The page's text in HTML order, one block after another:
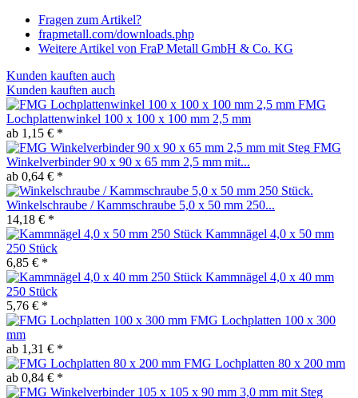
Fragen zum Artikel?
frapmetall.com/downloads.php
Weitere Artikel von FraP Metall GmbH & Co. KG
Kunden kauften auch
Kunden kauften auch
FMG
Lochplattenwinkel 100 x 100 x 100 mm 2,5 mm
ab 1,15 € *
FMG
Winkelverbinder 90 x 90 x 65 mm 2,5 mm mit...
ab 0,64 € *
Winkelschraube / Kammschraube 5,0 x 50 mm 250...
14,18 € *
Kammnägel 4,0 x 50 mm
250 Stück
6,85 € *
Kammnägel 4,0 x 40 mm
250 Stück
5,76 € *
FMG Lochplatten 100 x 300
mm
ab 1,31 € *
FMG Lochplatten 80 x 200 mm
ab 0,84 € *